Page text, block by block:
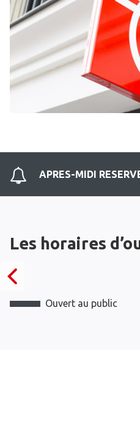
APRES-MIDI
Les horaires
Ouvert au public